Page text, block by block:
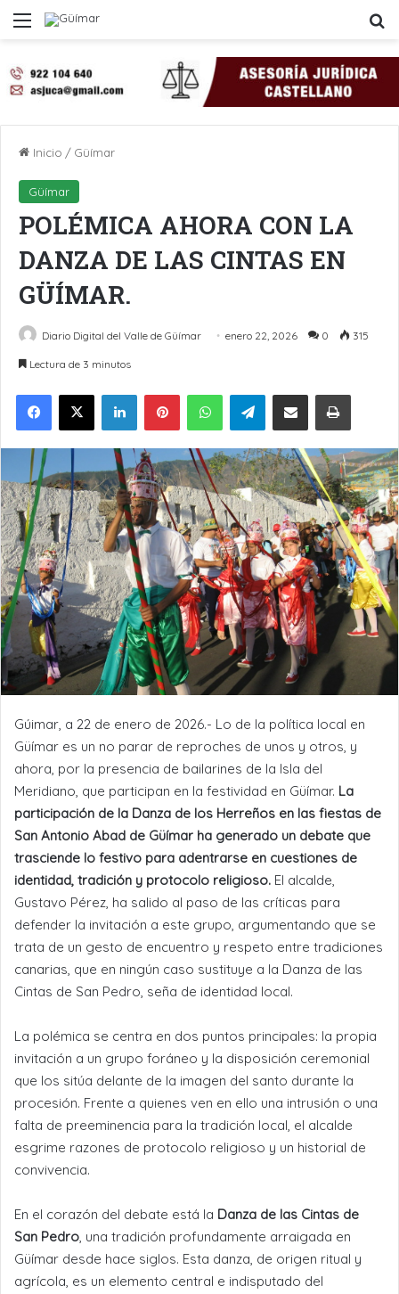
Menú
Inicio / Güímar
Güímar
POLÉMICA AHORA CON LA
DANZA DE LAS CINTAS EN
GÜÍMAR.
Diario Digital del Valle de Güímar enero 22, 2026 0 315
Lectura de 3 minutos
LinkedInPinterestWhatsAppTelegramCompartir por Email Imprimir
Gúimar, a 22 de enero de 2026.- Lo de la política local en
Güímar es un no parar de reproches de unos y otros, y
ahora, por la presencia de bailarines de la Isla del
Meridiano, que participan en la festividad en Güímar. La
participación de la Danza de los Herreños en las fiestas de
San Antonio Abad de Güímar ha generado un debate que
trasciende lo festivo para adentrarse en cuestiones de
identidad, tradición y protocolo religioso. El alcalde,
Gustavo Pérez, ha salido al paso de las críticas para
defender la invitación a este grupo, argumentando que se
trata de un gesto de encuentro y respeto entre tradiciones
canarias, que en ningún caso sustituye a la Danza de las
Cintas de San Pedro, seña de identidad local.
La polémica se centra en dos puntos principales: la propia
invitación a un grupo foráneo y la disposición ceremonial
que los sitúa delante de la imagen del santo durante la
procesión. Frente a quienes ven en ello una intrusión o una
falta de preeminencia para la tradición local, el alcalde
esgrime razones de protocolo religioso y un historial de
convivencia.
En el corazón del debate está la Danza de las Cintas de
San Pedro, una tradición profundamente arraigada en
Güímar desde hace siglos. Esta danza, de origen ritual y
agrícola, es un elemento central e indisputado del